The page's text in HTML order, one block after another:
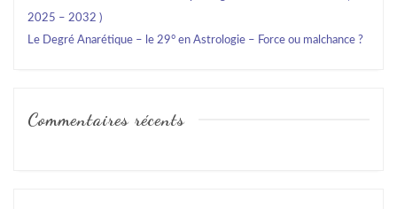
2025 – 2032 )
Le Degré Anarétique – le 29° en Astrologie – Force ou malchance ?
Commentaires récents